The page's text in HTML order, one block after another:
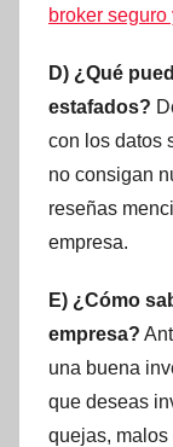
broker
D) ¿Qué
estafados?
con los datos
no consigan
reseñas
empresa.
E) ¿Cómo
empresa?
una buena
que deseas
quejas,